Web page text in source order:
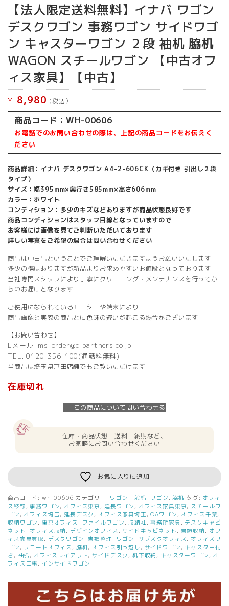
【法人限定送料無料】イナバ ワゴン
デスクワゴン 事務ワゴン サイドワゴ
ン キャスターワゴン ２段 袖机 脇机
WAGON スチールワゴン 【中古オフ
ィス家具】【中古】
¥ 8,980 (税込）
商品コード：WH-00606
お電話でのお問い合わせの際は、上記の商品コードをお伝えく
ださい
商品詳細：イナバ デスクワゴン A4-2-606CK（カギ付き 引出し２段
タイプ）
サイズ：幅395mm×奥行き585mm×高さ606mm
カラー：ホワイト
コンディション：多少のキズなどありますが商品状態良好です
商品コンディションはスタッフ目線となっていますので
お客様には画像を見てご判断いただいております
詳しい写真をご希望の場合は問い合わせください
商品は中古品ということでご理解いただきますようお願いいたします
多少の傷はありますが新品よりお求めやすいお値段となっております
当社専門スタッフにより丁寧にクリーニング・メンテナンスを行ってか
らのお届けとなります
ご使用になられているモニターや端末により
商品画像と実際の商品とに色味の違いが起こる場合がございます
【お問い合わせ】
Eメール. ms-order@c-partners.co.jp
TEL. 0120-356-100(通話料無料)
当商品は埼玉県戸田店舗でもご覧いただけます
在庫切れ
この商品について問い合わせる
在庫・商品状態・送料・納期など、
お気軽にお問い合わせください
お気に入りに追加
商品コード: wh-00606 カテゴリー: ワゴン・脇机, ワゴン , 脇机 タグ: オフィ
ス移転 ,事務ワゴン, オフィス東京 , 延長ワゴン , オフィス家具東京, スチールワ
ゴン , オフィス埼玉, 延長デスク , オフィス家具埼玉 ,OAワゴン , オフィス千葉,
収納ワゴン , 東京オフィス , ファイルワゴン ,収納袖,事務所家具 , デスクキャビ
ネット , オフィス収納 , デザインオフィス ,サイドキャビネット , 書類収納 , オフ
ィス家具買取, デスクワゴン ,書類整理 , ワゴン , サブスクオフィス , オフィスワ
ゴン , リモートオフィス , 脇机, オフィス引っ越し , サイドワゴン , キャスター付
き , 袖机 , オフィスレイアウト,サイドデスク , 机下収納 , キャスターワゴン , オ
フィス工事 , インサイドワゴン